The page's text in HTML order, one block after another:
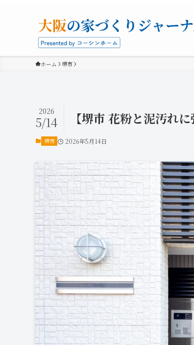
ホーム 堺市
【堺市 花粉と泥汚れ
2026
5/14
堺市 2026年5月14日